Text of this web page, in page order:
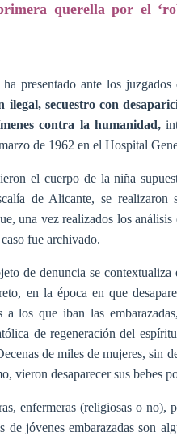
querella por el
presentado ante los
ilegal, secuestro con
contra la humanidad,
de 1962 en el Hospital
el cuerpo de la niña
de Alicante, se realizaron
una vez realizados los
fue archivado.
de denuncia se contextualiza
en la época en que
a los que iban las
de regeneración del
de miles de mujeres, sin
vieron desaparecer sus bebes
enfermeras (religiosas o no),
de jóvenes embarazadas son